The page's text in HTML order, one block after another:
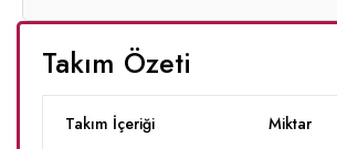
Takım Özeti
Takım İçeriği Miktar